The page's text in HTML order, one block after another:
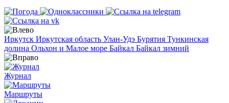
Иркутск Иркутская область Улан-Удэ Бурятия Тункинская
долина Ольхон и Малое море Байкал Байкал зимний
Журнал
Маршруты